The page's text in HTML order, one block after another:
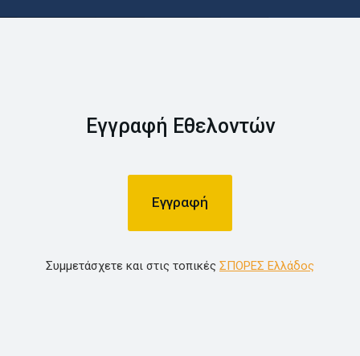
Εγγραφή Eθελοντών
Εγγραφή
Συμμετάσχετε και στις τοπικές ΣΠΟΡΕΣ Ελλάδος